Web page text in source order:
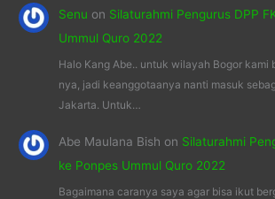
Senu on Silaturahmi Pengurus DPP
Ummul Quro 2022
Halo Kang Abe.. untuk wilayah Bogor kami
nya, jadi keanggotaanya nanti masuk
Jakarta. Untuk…
Abe Maulana Bish on Silaturahmi
ke Ponpes Ummul Quro 2022
Bagaimana caranya saya agar bisa ikut